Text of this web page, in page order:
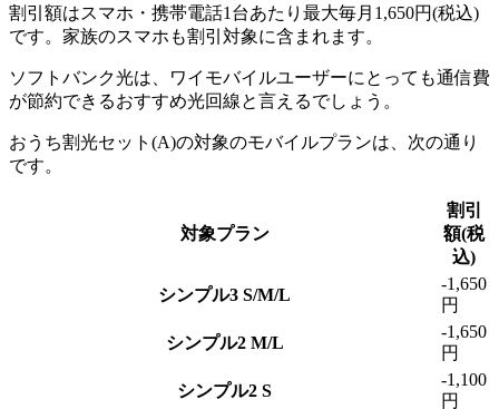
割引額はスマホ・携帯電話1台あたり最大毎月1,650円(税込)
です。家族のスマホも割引対象に含まれます。
ソフトバンク光は、ワイモバイルユーザーにとっても通信費
が節約できるおすすめ光回線と言えるでしょう。
おうち割光セット(A)の対象のモバイルプランは、次の通り
です。
対象プラン
割引
額(税
込)
シンプル3 S/M/L
-1,650
円
シンプル2 M/L
-1,650
円
シンプル2 S
-1,100
円